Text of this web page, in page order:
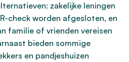
zakelijke leningen
check worden afgesloten, en
familie of vrienden vereisen
bieden sommige
en pandjeshuizen